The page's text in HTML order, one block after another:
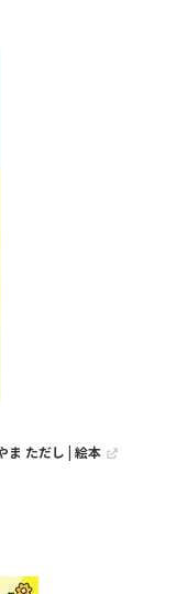
ま ただし | 絵本